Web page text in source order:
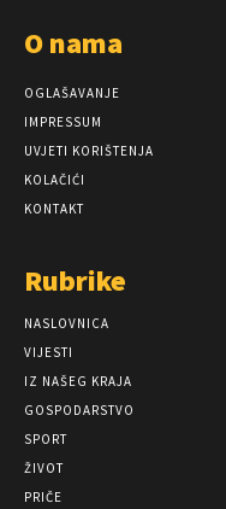
O nama
OGLAŠAVANJE
IMPRESSUM
UVJETI KORIŠTENJA
KOLAČIĆI
KONTAKT
Rubrike
NASLOVNICA
VIJESTI
IZ NAŠEG KRAJA
GOSPODARSTVO
SPORT
ŽIVOT
PRIČE